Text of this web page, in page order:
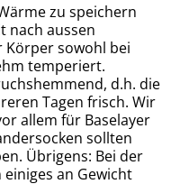
zu speichern
nach aussen
Körper sowohl bei
temperiert.
d.h. die
Tagen frisch. Wir
allem für Baselayer
sollten
Übrigens: Bei der
an Gewicht